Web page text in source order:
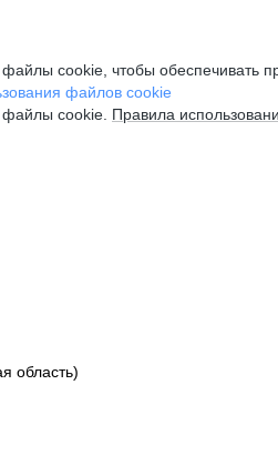
cookie, чтобы обеспечивать
файлов cookie
cookie. Правила
область)